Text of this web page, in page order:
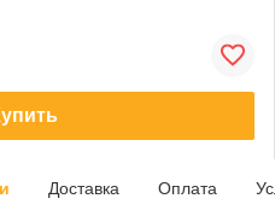
Доставка Оплата